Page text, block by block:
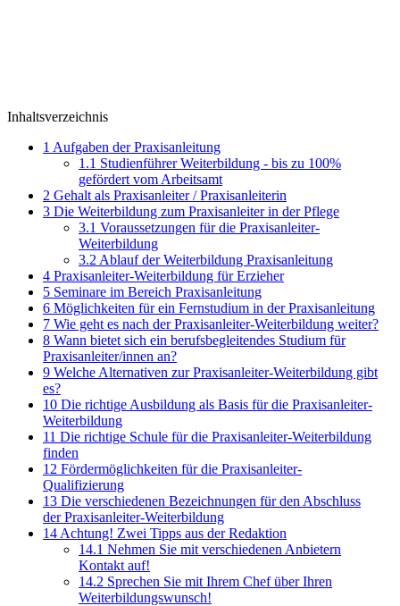
Inhaltsverzeichnis
1 Aufgaben der Praxisanleitung
1.1 Studienführer Weiterbildung - bis zu 100%
gefördert vom Arbeitsamt
2 Gehalt als Praxisanleiter / Praxisanleiterin
3 Die Weiterbildung zum Praxisanleiter in der Pflege
3.1 Voraussetzungen für die Praxisanleiter-
Weiterbildung
3.2 Ablauf der Weiterbildung Praxisanleitung
4 Praxisanleiter-Weiterbildung für Erzieher
5 Seminare im Bereich Praxisanleitung
6 Möglichkeiten für ein Fernstudium in der Praxisanleitung
7 Wie geht es nach der Praxisanleiter-Weiterbildung weiter?
8 Wann bietet sich ein berufsbegleitendes Studium für
Praxisanleiter/innen an?
9 Welche Alternativen zur Praxisanleiter-Weiterbildung gibt
es?
10 Die richtige Ausbildung als Basis für die Praxisanleiter-
Weiterbildung
11 Die richtige Schule für die Praxisanleiter-Weiterbildung
finden
12 Fördermöglichkeiten für die Praxisanleiter-
Qualifizierung
13 Die verschiedenen Bezeichnungen für den Abschluss
der Praxisanleiter-Weiterbildung
14 Achtung! Zwei Tipps aus der Redaktion
14.1 Nehmen Sie mit verschiedenen Anbietern
Kontakt auf!
14.2 Sprechen Sie mit Ihrem Chef über Ihren
Weiterbildungswunsch!